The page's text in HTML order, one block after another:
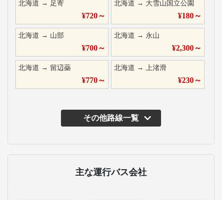
北海道 → 足寄
¥720～
北海道 → 大雪山国立公園
¥180～
北海道 → 山部
¥700～
北海道 → 永山
¥2,300～
北海道 → 留辺蘂
¥770～
北海道 →上渚滑
¥230～
その他路線一覧
主な運行バス会社